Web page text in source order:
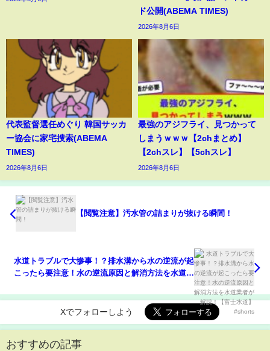
ド公開(ABEMA TIMES)
2026年8月6日
代表監督選任めぐり 韓国サッカ
ー協会に家宅捜索(ABEMA
TIMES)
2026年8月6日
最強のアジフライ、見つかって
しまうｗｗｗ【2chまとめ】
【2chスレ】【5chスレ】
2026年8月6日
【閲覧注意】汚水管の詰まりが抜ける瞬間！
水道トラブルで大惨事！？排水溝から水の逆流が起
こったら要注意！水の逆流原因と解消方法を水道業
Xでフォローしよう
おすすめの記事